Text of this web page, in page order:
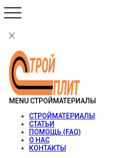
MENU СТРОЙМАТЕРИАЛЫ
СТРОЙМАТЕРИАЛЫ
СТАТЬИ
ПОМОЩЬ (FAQ)
О НАС
КОНТАКТЫ